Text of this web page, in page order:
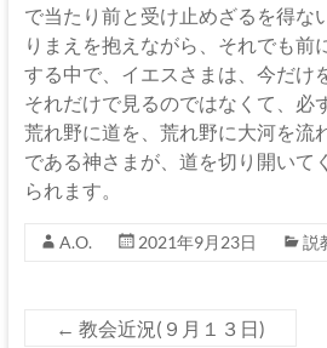
で当たり前と受け止めざるを得な
りまえを抱えながら、それでも前
する中で、イエスさまは、今だけ
それだけで見るのではなくて、必
荒れ野に道を、荒れ野に大河を流
である神さまが、道を切り開いて
られます。
A.O. 2021年9月23日 説
← 教会近況(９月１３日)